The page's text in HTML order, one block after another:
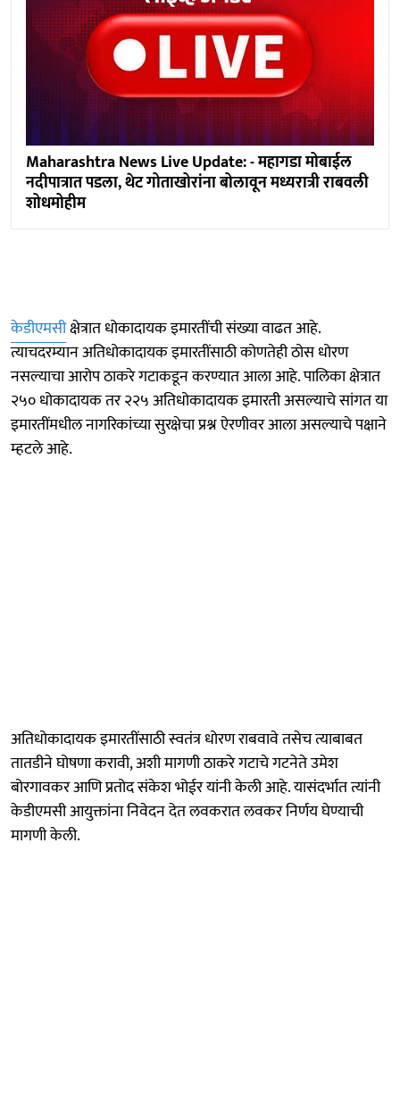
Maharashtra News Live Update: - महागडा मोबाईल
नदीपात्रात पडला, थेट गोताखोरांना बोलावून मध्यरात्री राबवली
शोधमोहीम
केडीएमसीक्षेत्रात धोकादायक इमारतींची संख्या वाढत आहे.
त्याचदरम्यान अतिधोकादायक इमारतींसाठी कोणतेही ठोस धोरण
नसल्याचा आरोप ठाकरे गटाकडून करण्यात आला आहे. पालिका क्षेत्रात
२५० धोकादायक तर २२५ अतिधोकादायक इमारती असल्याचे सांगत या
इमारतींमधील नागरिकांच्या सुरक्षेचा प्रश्न ऐरणीवर आला असल्याचे पक्षाने
म्हटले आहे.
अतिधोकादायक इमारतींसाठी स्वतंत्र धोरण राबवावे तसेच त्याबाबत
तातडीने घोषणा करावी, अशी मागणी ठाकरे गटाचे गटनेते उमेश
बोरगावकर आणि प्रतोद संकेश भोईर यांनी केली आहे. यासंदर्भात त्यांनी
केडीएमसी आयुक्तांना निवेदन देत लवकरात लवकर निर्णय घेण्याची
मागणी केली.